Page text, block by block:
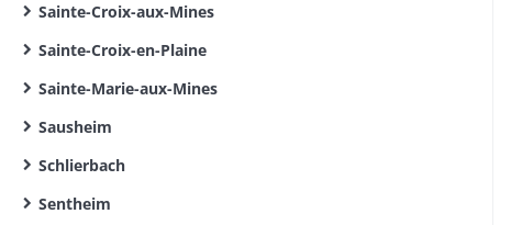
Sainte-Croix-aux-Mines
Sainte-Croix-en-Plaine
Sainte-Marie-aux-Mines
Sausheim
Schlierbach
Sentheim